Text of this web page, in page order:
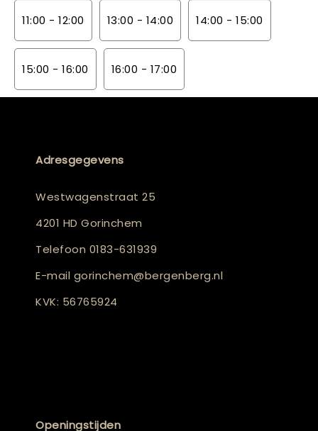
11:00 - 12:00 13:00 - 14:00 14:00 - 15:00
15:00 - 16:00 16:00 - 17:00
Adresgegevens
Westwagenstraat 25
4201 HD Gorinchem
Telefoon 0183-631939
E-mail gorinchem@bergenberg.nl
KVK: 56765924
Openingstijden